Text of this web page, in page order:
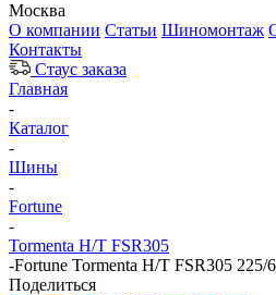
Москва
О компании Статьи Шиномонтаж
Контакты
Стаус заказа
Главная
-
Каталог
-
Шины
-
Fortune
-
Tormenta H/T FSR305
-Fortune Tormenta H/T FSR305 225/
Поделиться